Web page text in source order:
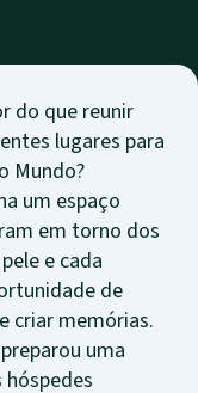
do que reunir
lugares para
Mundo?
um espaço
em torno dos
e cada
de
criar memórias.
uma